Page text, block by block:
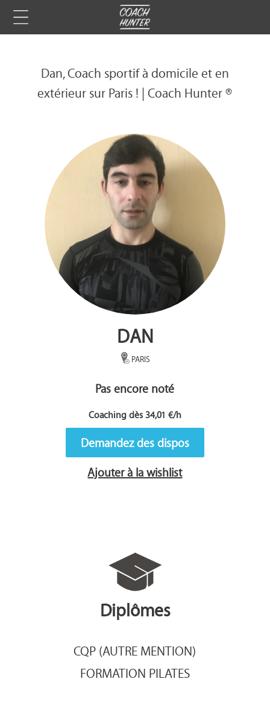
Dan, Coach sportif à domicile et en
extérieur sur Paris ! | Coach Hunter ®
DAN
PARIS
Pas encore noté
Coaching dès 34,01 €/h
Demandez des dispos
Ajouter à la wishlist
Diplômes
CQP (AUTRE MENTION)
FORMATION PILATES